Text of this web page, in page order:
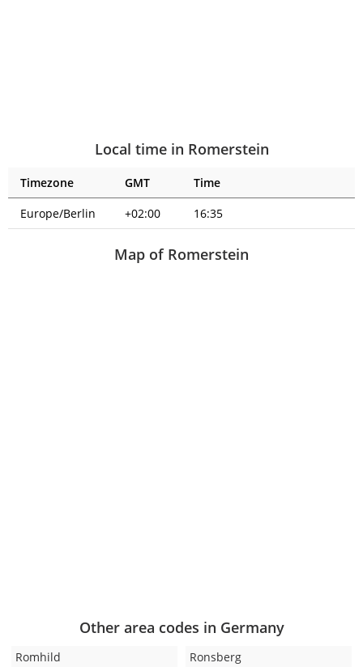
Local time in Romerstein
Timezone GMT
Time
Europe/Berlin
+02:00 16:35
Map of Romerstein
Other area codes in Germany
Romhild Ronsberg